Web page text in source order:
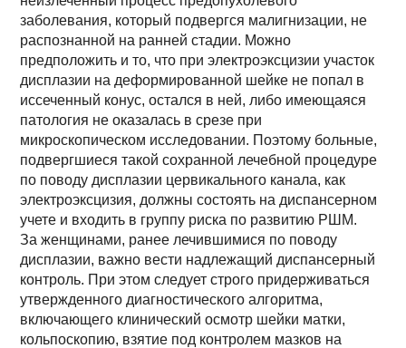
заболевания, который подвергся малигнизации, не
распознанной на ранней стадии. Можно
предположить и то, что при электроэксцизии участок
дисплазии на деформированной шейке не попал в
иссеченный конус, остался в ней, либо имеющаяся
патология не оказалась в срезе при
микроскопическом исследовании. Поэтому больные,
подвергшиеся такой сохранной лечебной процедуре
по поводу дисплазии цервикального канала, как
электроэксцизия, должны состоять на диспансерном
учете и входить в группу риска по развитию РШМ.
За женщинами, ранее лечившимися по поводу
дисплазии, важно вести надлежащий диспансерный
контроль. При этом следует строго придерживаться
утвержденного диагностического алгоритма,
включающего клинический осмотр шейки матки,
кольпоскопию, взятие под контролем мазков на